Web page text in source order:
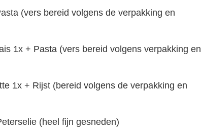
(vers bereid volgens de verpakking en
1x + Pasta (vers bereid volgens verpakking en
1x + Rijst (bereid volgens de verpakking en
(heel fijn gesneden)